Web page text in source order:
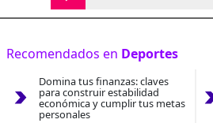
Recomendados en Deportes
Domina tus finanzas: claves
para construir estabilidad
económica y cumplir tus metas
personales